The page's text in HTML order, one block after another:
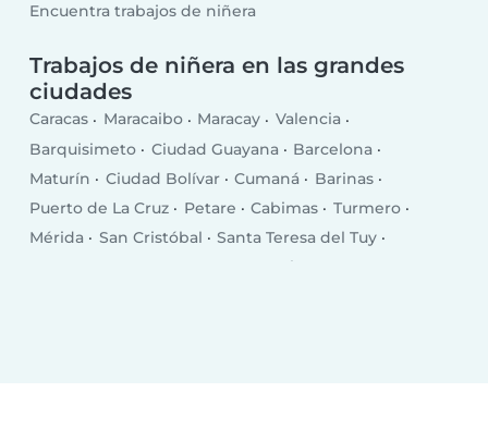
Encuentra trabajos de niñera
Trabajos de niñera en las grandes
ciudades
Caracas Maracaibo Maracay
Valencia
Barquisimeto
Ciudad Guayana
Barcelona
Maturín
Ciudad Bolívar Cumaná
Barinas
Puerto de La Cruz
Petare Cabimas
Turmero
Mérida
San Cristóbal
Santa Teresa del Tuy
Valera